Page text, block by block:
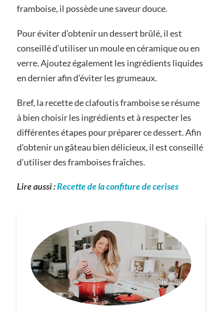
framboise, il possède une saveur douce.
Pour éviter d’obtenir un dessert brûlé, il est
conseillé d’utiliser un moule en céramique ou en
verre. Ajoutez également les ingrédients liquides
en dernier afin d’éviter les grumeaux.
Bref, la recette de clafoutis framboise se résume
à bien choisir les ingrédients et à respecter les
différentes étapes pour préparer ce dessert. Afin
d’obtenir un gâteau bien délicieux, il est conseillé
d’utiliser des framboises fraîches.
Lire aussi :Recette de la confiture de cerises